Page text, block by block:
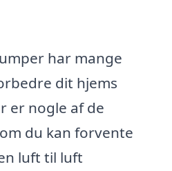
har mange
dit hjems
er nogle af de
du kan forvente
luft til luft